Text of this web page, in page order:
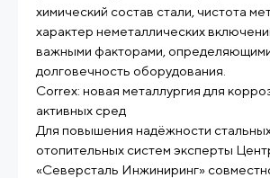
химический состав стали, чистота
характер неметаллических
важными факторами,
долговечность оборудования.
Correx: новая металлургия для
активных сред
Для повышения надёжности
отопительных систем эксперты
«Северсталь Инжиниринг»